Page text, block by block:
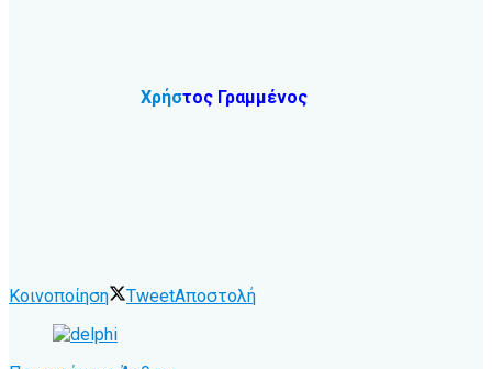
Χρήστος Γραμμένος
Κοινοποίηση TweetΑποστολή